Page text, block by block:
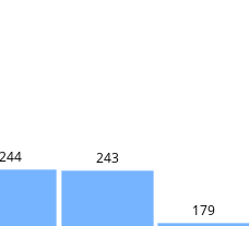
244 243
179